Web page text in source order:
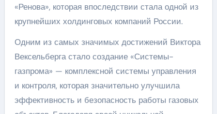
«Ренова», которая впоследствии стала одной из
крупнейших холдинговых компаний России.
Одним из самых значимых достижений Виктора
Вексельберга стало создание «Системы-
газпрома» — комплексной системы управления
и контроля, которая значительно улучшила
эффективность и безопасность работы газовых